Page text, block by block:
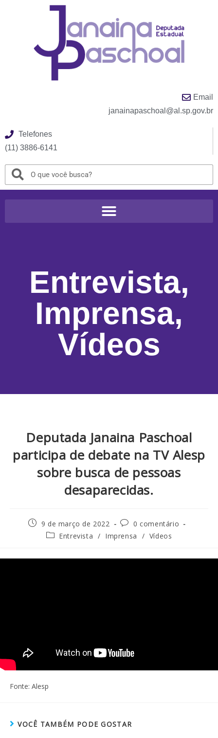
Email
janainapaschoal@al.sp.gov.br
Telefones
(11) 3886-6141
Entrevista,
Imprensa,
Vídeos
Deputada Janaina Paschoal
participa de debate na TV Alesp
sobre busca de pessoas
desaparecidas.
9 de março de 2022
0 comentário
Entrevista / Imprensa / Vídeos
Fonte: Alesp
VOCÊ TAMBÉM PODE GOSTAR